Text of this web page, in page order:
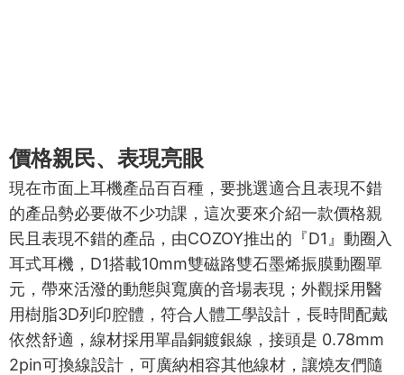
價格親民、表現亮眼
現在市面上耳機產品百百種，要挑選適合且表現不錯
的產品勢必要做不少功課，這次要來介紹一款價格親
民且表現不錯的產品，由COZOY推出的『D1』動圈入
耳式耳機，D1搭載10mm雙磁路雙石墨烯振膜動圈單
元，帶來活潑的動態與寬廣的音場表現；外觀採用醫
用樹脂3D列印腔體，符合人體工學設計，長時間配戴
依然舒適，線材採用單晶銅鍍銀線，接頭是 0.78mm
2pin可換線設計，可廣納相容其他線材，讓燒友們隨